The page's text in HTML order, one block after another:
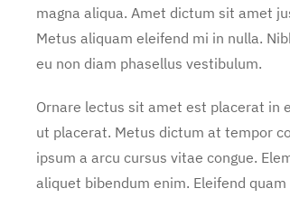
magna aliqua. Amet dictum sit amet
Metus aliquam eleifend mi in nulla.
eu non diam phasellus vestibulum.
Ornare lectus sit amet est placerat in
ut placerat. Metus dictum at tempor
ipsum a arcu cursus vitae congue.
aliquet bibendum enim. Eleifend